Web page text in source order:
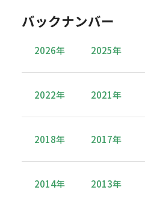
バックナンバー
2026年 2025年
2022年 2021年
2018年 2017年
2014年 2013年